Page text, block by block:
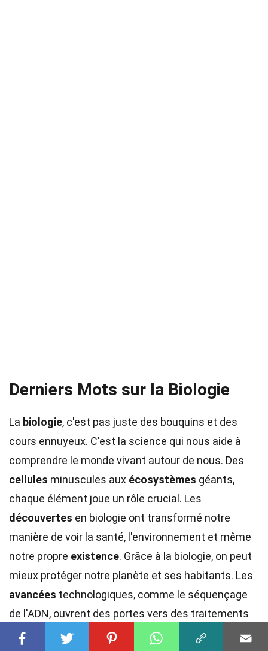
Derniers Mots sur la Biologie
La biologie, c'est pas juste des bouquins et des
cours ennuyeux. C'est la science qui nous aide à
comprendre le monde vivant autour de nous. Des
cellules minuscules aux écosystèmes géants,
chaque élément joue un rôle crucial. Les
découvertes en biologie ont transformé notre
manière de voir la santé, l'environnement et même
notre propre existence. Grâce à la biologie, on peut
mieux protéger notre planète et ses habitants. Les
avancées technologiques, comme le séquençage
de l'ADN, ouvrent des portes vers des traitements
médicaux innovants et des solutions écologiques.